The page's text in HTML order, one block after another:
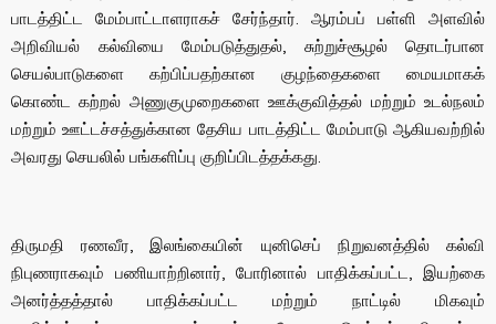
பாடத்திட்ட மேம்பாட்டாளராகச் சேர்ந்தார். ஆரம்பப் பள்ளி அளவில்
அறிவியல் கல்வியை மேம்படுத்துதல், சுற்றுச்சூழல் தொடர்பான
செயல்பாடுகளை கற்பிப்பதற்கான குழந்தைகளை மையமாகக்
கொண்ட கற்றல் அணுகுமுறைகளை ஊக்குவித்தல் மற்றும் உடல்நலம்
மற்றும் ஊட்டச்சத்துக்கான தேசிய பாடத்திட்ட மேம்பாடு ஆகியவற்றில்
அவரது செயலில் பங்களிப்பு குறிப்பிடத்தக்கது.
திருமதி ரணவீர, இலங்கையின் யுனிசெப் நிறுவனத்தில் கல்வி
நிபுணராகவும் பணியாற்றினார், போரினால் பாதிக்கப்பட்ட, இயற்கை
அனர்த்தத்தால் பாதிக்கப்பட்ட மற்றும் நாட்டில் மிகவும்